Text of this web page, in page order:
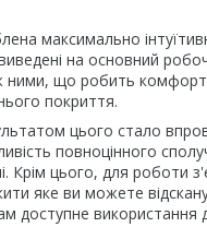
максимально
на основний
ними, що робить
покриття.
цього стало
повноцінного
цього, для роботи
яке ви можете
доступне використання